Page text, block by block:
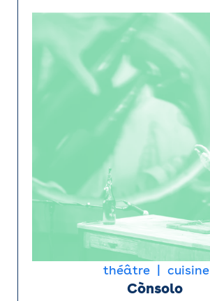
théâtre cuisine
Cònsolo